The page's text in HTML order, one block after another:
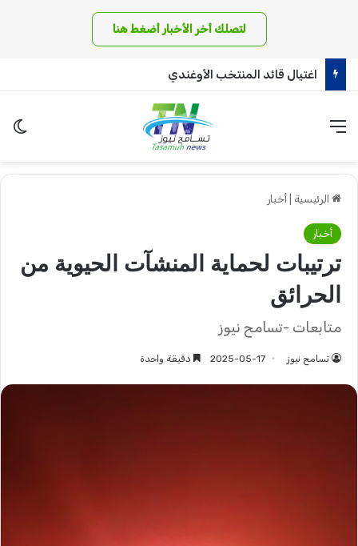
لتصلك أخر الأخبار أضغط هنا
اغتيال قائد المنتخب الأوغندي
القائمة
الرئيسية أخبار
أخبار
ترتيبات لحماية المنشآت الحيوية من
الحرائق
متابعات -تسامح نيوز
تسامح نيوز 2025-05-17 دقيقة واحدة